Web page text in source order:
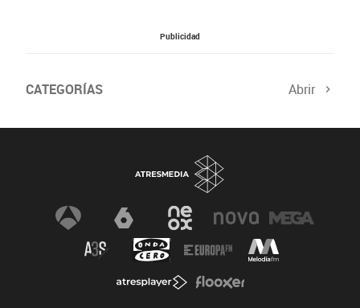
Publicidad
CATEGORÍAS Abrir
Salud sexual El tiempo Viajes y planes
Champions Últimas noticias
Nutrición Gastronomía Recetas de cocina
Trabaja los glúteos Suelo pélvico
Dietas sanas